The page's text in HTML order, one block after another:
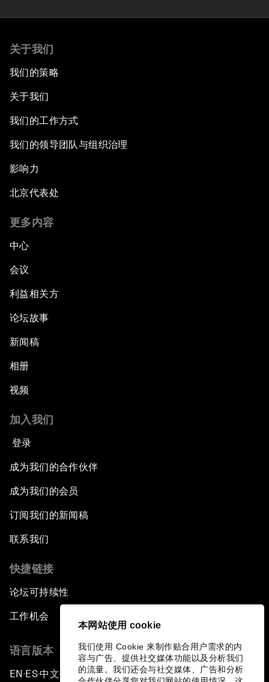
本网站使用 cookie
我们使用 Cookie 来制作贴合用户需求的内
容与广告、提供社交媒体功能以及分析我们
的流量。我们还会与社交媒体、广告和分析
关于我们
我们的策略
关于我们
我们的工作方式
我们的领导团队与组织治理
影响力
北京代表处
更多内容
中心
会议
利益相关方
论坛故事
新闻稿
相册
视频
加入我们
登录
成为我们的合作伙伴
成为我们的会员
订阅我们的新闻稿
联系我们
快捷链接
论坛可持续性
工作机会
语言版本
EN ▪ES▪中文▪ 日本語